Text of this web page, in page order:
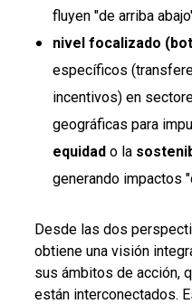
fluyen "de arriba
nivel focalizado
específicos
incentivos) en
geográficas para
equidado la
generando impactos
Desde las dos
obtiene una visión
sus ámbitos de acción,
están interconectados.